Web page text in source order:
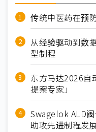
传统中医药在预
从经验驱动到数
型制程
东方马达2026自
提案专家」
Swagelok ALD
助攻先进制程发